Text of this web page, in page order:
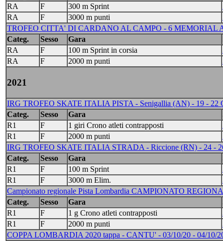
RA
F 300 m Sprint
RA
F 3000 m punti
TROFEO CITTA' DI CARDANO AL CAMPO - 6 MEMORIAL
Categ.
Sesso Gara
RA
F 100 m Sprint in corsia
RA
F 2000 m punti
2021
IRG TROFEO SKATE ITALIA PISTA - Senigallia (AN) - 19 - 22
Categ.
Sesso Gara
R1
F 1 giri Crono atleti contrapposti
R1
F 2000 m punti
IRG TROFEO SKATE ITALIA STRADA - Riccione (RN) - 24 -
Categ.
Sesso Gara
R1
F 100 m Sprint
R1
F 3000 m Elim.
Campionato regionale Pista Lombardia CAMPIONATO
Categ.
Sesso Gara
R1
F 1 g Crono atleti contrapposti
R1
F 2000 m punti
COPPA LOMBARDIA 2020 tappa - CANTU' - 03/10/20 - 04/10/